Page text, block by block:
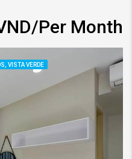
Per Month
VISTA VERDE